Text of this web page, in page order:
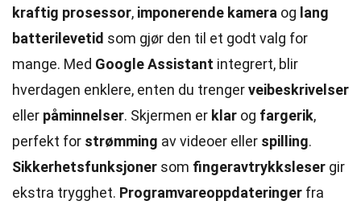
kraftig prosessor, imponerende kamera og lang
batterilevetid som gjør den til et godt valg for
mange. Med Google Assistant integrert, blir
hverdagen enklere, enten du trengerveibeskrivelser
eller påminnelser. Skjermen er klar og fargerik,
perfekt for strømming av videoer eller spilling.
Sikkerhetsfunksjoner som fingeravtrykksleser gir
ekstra trygghet. Programvareoppdateringer fra